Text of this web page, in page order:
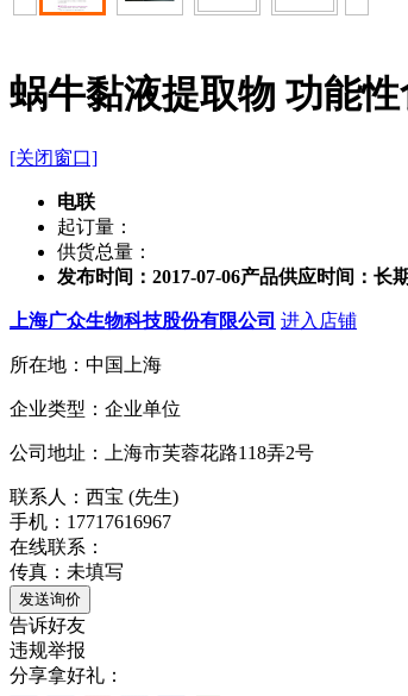
蜗牛黏液提取物 功能
[关闭窗口]
电联
起订量：
供货总量：
发布时间：2017-07-06产品供应时间：长
上海广众生物科技股份有限公司 进入店铺
所在地：中国上海
企业类型：企业单位
公司地址：上海市芙蓉花路118弄2号
联系人：西宝 (先生)
手机：17717616967
在线联系：
传真：未填写
告诉好友
违规举报
分享拿好礼：